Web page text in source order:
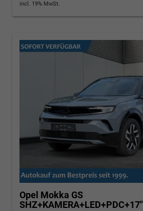
incl. 19% MwSt.
Opel Mokka GS